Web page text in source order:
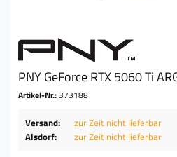
PNY GeForce RTX 5060 Ti
Artikel-Nr.:373188
Versand:
zur Zeit nicht lieferbar
Alsdorf:
zur Zeit nicht lieferbar